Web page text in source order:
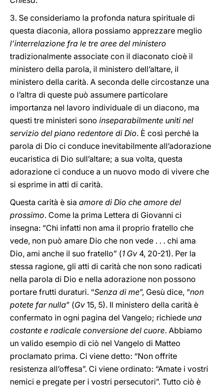
3. Se consideriamo la profonda natura spirituale di
questa diaconia, allora possiamo apprezzare meglio
l’interrelazione fra le tre aree del ministero
tradizionalmente associate con il diaconato cioè il
ministero della parola, il ministero dell’altare, il
ministero della carità. A seconda delle circostanze una
o l’altra di queste può assumere particolare
importanza nel lavoro individuale di un diacono, ma
questi tre ministeri sono inseparabilmente uniti nel
servizio del piano redentore di Dio. È così perché la
parola di Dio ci conduce inevitabilmente all’adorazione
eucaristica di Dio sull’altare; a sua volta, questa
adorazione ci conduce a un nuovo modo di vivere che
si esprime in atti di carità.
Questa carità è sia amore di Dio che amore del
prossimo. Come la prima Lettera di Giovanni ci
insegna: “Chi infatti non ama il proprio fratello che
vede, non può amare Dio che non vede . . . chi ama
Dio, ami anche il suo fratello” (1 Gv 4, 20-21). Per la
stessa ragione, gli atti di carità che non sono radicati
nella parola di Dio e nella adorazione non possono
portare frutti duraturi. “Senza di me”, Gesù dice, “non
potete far nulla” (Gv 15, 5). Il ministero della carità è
confermato in ogni pagina del Vangelo; richiede una
costante e radicale conversione del cuore. Abbiamo
un valido esempio di ciò nel Vangelo di Matteo
proclamato prima. Ci viene detto: “Non offrite
resistenza all’offesa”. Ci viene ordinato: “Amate i vostri
nemici e pregate per i vostri persecutori”. Tutto ciò è